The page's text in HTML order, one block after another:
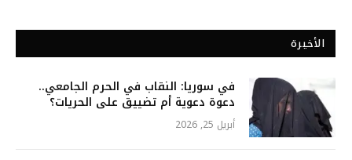
الأخيرة
في سوريا: النقاب في الحرم الجامعي..
دعوة دعوية أم تضييق على الحريات؟
أبريل 25, 2026